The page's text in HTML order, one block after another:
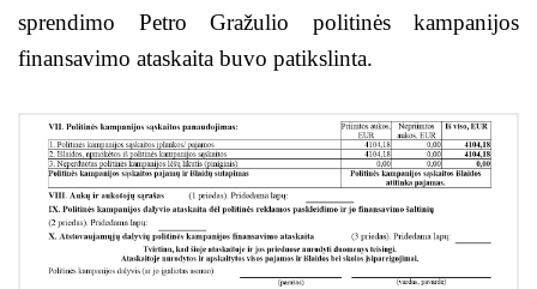
sprendimo Petro Gražulio politinės kampanijos
finansavimo ataskaita buvo patikslinta.